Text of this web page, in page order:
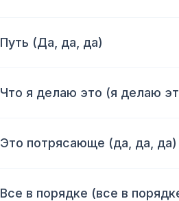
Путь (Да, да, да)
Что я делаю это (я делаю
Это потрясающе (да, да, да)
Все в порядке (все в